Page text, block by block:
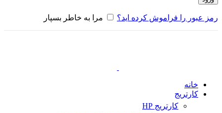
رمز عبور را فراموش کرده اید؟ مرا به خاطر بسپار
خانه
کارتریج
کارتریج HP